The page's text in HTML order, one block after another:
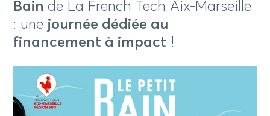
Bain de La French Tech Aix-Marseille
: une journée dédiée au
financement à impact !